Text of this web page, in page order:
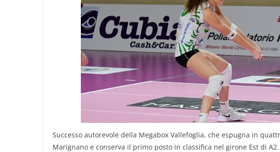
Successo autorevole della Megabox Vallefoglia, che espugna in
Marignano e conserva il primo posto in classifica nel girone Est di